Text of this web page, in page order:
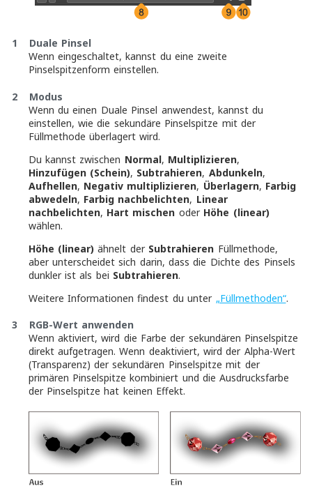
1
Duale Pinsel
Wenn eingeschaltet, kannst du eine zweite
Pinselspitzenform einstellen.
2
Modus
Wenn du einen Duale Pinsel anwendest, kannst du
einstellen, wie die sekundäre Pinselspitze mit der
Füllmethode überlagert wird.
Du kannst zwischen Normal, Multiplizieren,
Hinzufügen (Schein), Subtrahieren, Abdunkeln,
Aufhellen, Negativ multiplizieren, Überlagern, Farbig
abwedeln, Farbig nachbelichten, Linear
nachbelichten, Hart mischen oder Höhe (linear)
wählen.
Höhe (linear) ähnelt der Subtrahieren Füllmethode,
aber unterscheidet sich darin, dass die Dichte des Pinsels
dunkler ist als bei Subtrahieren.
Weitere Informationen findest du unter „Füllmethoden“.
3
RGB-Wert anwenden
Wenn aktiviert, wird die Farbe der sekundären Pinselspitze
direkt aufgetragen. Wenn deaktiviert, wird der Alpha-Wert
(Transparenz) der sekundären Pinselspitze mit der
primären Pinselspitze kombiniert und die Ausdrucksfarbe
der Pinselspitze hat keinen Effekt.